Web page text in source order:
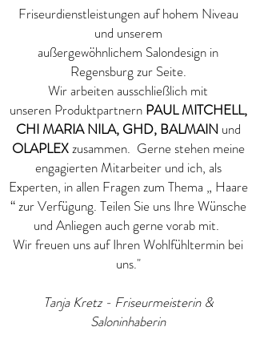
Friseurdienstleistungen auf hohem Niveau
und unserem
außergewöhnlichem Salondesign in
Regensburg zur Seite.
Wir arbeiten ausschließlich mit
unseren Produktpartnern PAUL MITCHELL,
CHI MARIA NILA, GHD, BALMAIN und
OLAPLEXzusammen. Gerne stehen meine
engagierten Mitarbeiter und ich, als
Experten, in allen Fragen zum Thema „ Haare
“ zur Verfügung. Teilen Sie uns Ihre Wünsche
und Anliegen auch gerne vorab mit.
Wir freuen uns auf Ihren Wohlfühltermin bei
uns."
Tanja Kretz - Friseurmeisterin &
Saloninhaberin